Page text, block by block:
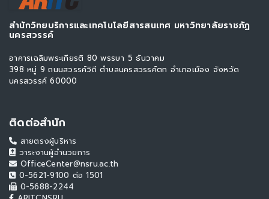
สำนักวิทยบริการและเทคโนโลยีสารสนเทศ มหาวิทยาลัยราชภัฏ
นครสวรรค์
อาคารเฉลิมพระเกียรติ 80 พรรษา 5 ธันวาคม
398 หมู่ 9 ถนนสวรรค์วิถี ตำบลนครสวรรค์ตก อำเภอเมือง จังหวัด
นครสวรรค์ 60000
ติดต่อสำนัก
สายตรงผู้บริหาร
วาระงานผู้อำนวยการ
OfficeCenter@nsru.ac.th
0-5621-9100 ต่อ 1501
0-5688-2244